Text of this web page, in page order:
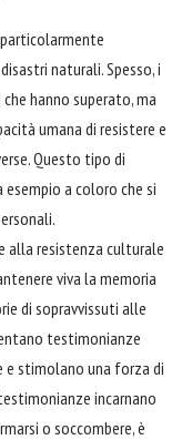
naturali. Spesso, i
hanno superato, ma
umana di resistere e
Questo tipo di
esempio a coloro che si
alla resistenza culturale
viva la memoria
di sopravvissuti alle
testimonianze
stimolano una forza di
incarnano
o soccombere, è